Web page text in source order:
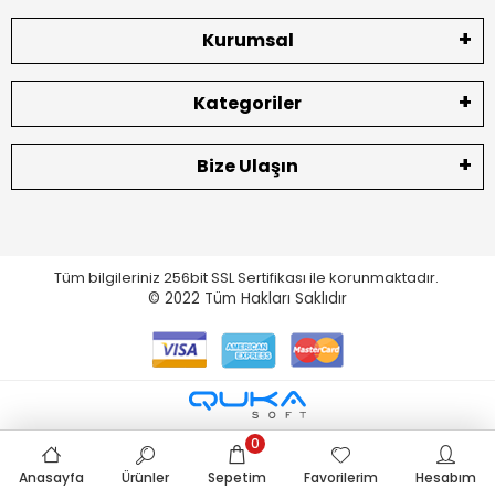
Kurumsal
Kategoriler
Bize Ulaşın
Tüm bilgileriniz 256bit SSL Sertifikası ile korunmaktadır.
© 2022 Tüm Hakları Saklıdır
Anasayfa Ürünler Sepetim
0
Favorilerim
Hesabım